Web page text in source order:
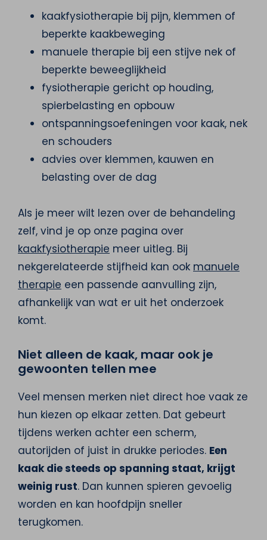
kaakfysiotherapie bij pijn, klemmen of
beperkte kaakbeweging
manuele therapie bij een stijve nek of
beperkte beweeglijkheid
fysiotherapie gericht op houding,
spierbelasting en opbouw
ontspanningsoefeningen voor kaak, nek
en schouders
advies over klemmen, kauwen en
belasting over de dag
Als je meer wilt lezen over de behandeling
zelf, vind je op onze pagina over
kaakfysiotherapie meer uitleg. Bij
nekgerelateerde stijfheid kan ook manuele
therapie een passende aanvulling zijn,
afhankelijk van wat er uit het onderzoek
komt.
Niet alleen de kaak, maar ook je
gewoonten tellen mee
Veel mensen merken niet direct hoe vaak ze
hun kiezen op elkaar zetten. Dat gebeurt
tijdens werken achter een scherm,
autorijden of juist in drukke periodes. Een
kaak die steeds op spanning staat, krijgt
weinig rust. Dan kunnen spieren gevoelig
worden en kan hoofdpijn sneller
terugkomen.